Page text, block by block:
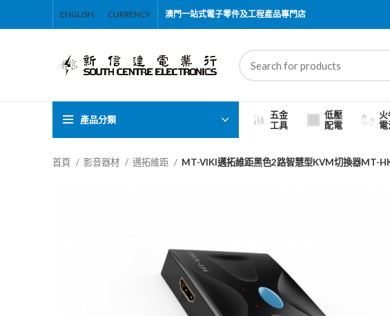
ENGLISH CURRENCY 澳門一站式電子零件及工程產品專門店
產品分類
五金
工具
低壓
配電
首頁 影音器材 邁拓維距 MT-VIKI邁拓維距黑色2路智慧型KVM切換器MT-